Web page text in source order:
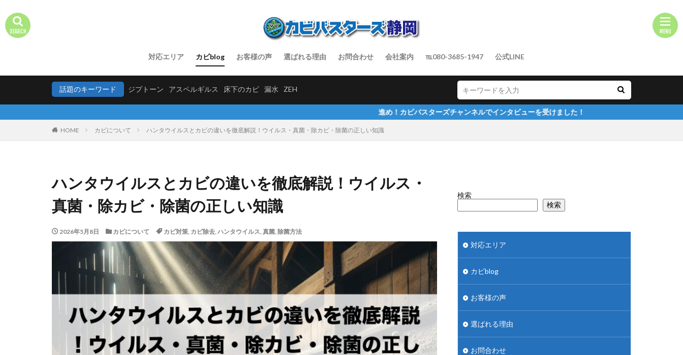
対応エリア カビblog お客様の声 選ばれる理由 お問合わせ 会社案内 ℡080-3685-1947 公式LINE
話題のキーワード ジプトーン アスペルギルス 床下のカビ 漏水 ZEH
進め！カビバスターズチャンネルでインタビューを受けました！
HOME カビについて ハンタウイルスとカビの違いを徹底解説！ウイルス・真菌・除カビ・除菌の正しい知識
ハンタウイルスとカビの違いを徹底解説！ウイルス・
真菌・除カビ・除菌の正しい知識
2026年5月8日 カビについて カビ対策, カビ除去, ハンタウイルス, 真菌, 除菌方法
検索
検索
対応エリア
カビblog
お客様の声
選ばれる理由
お問合わせ